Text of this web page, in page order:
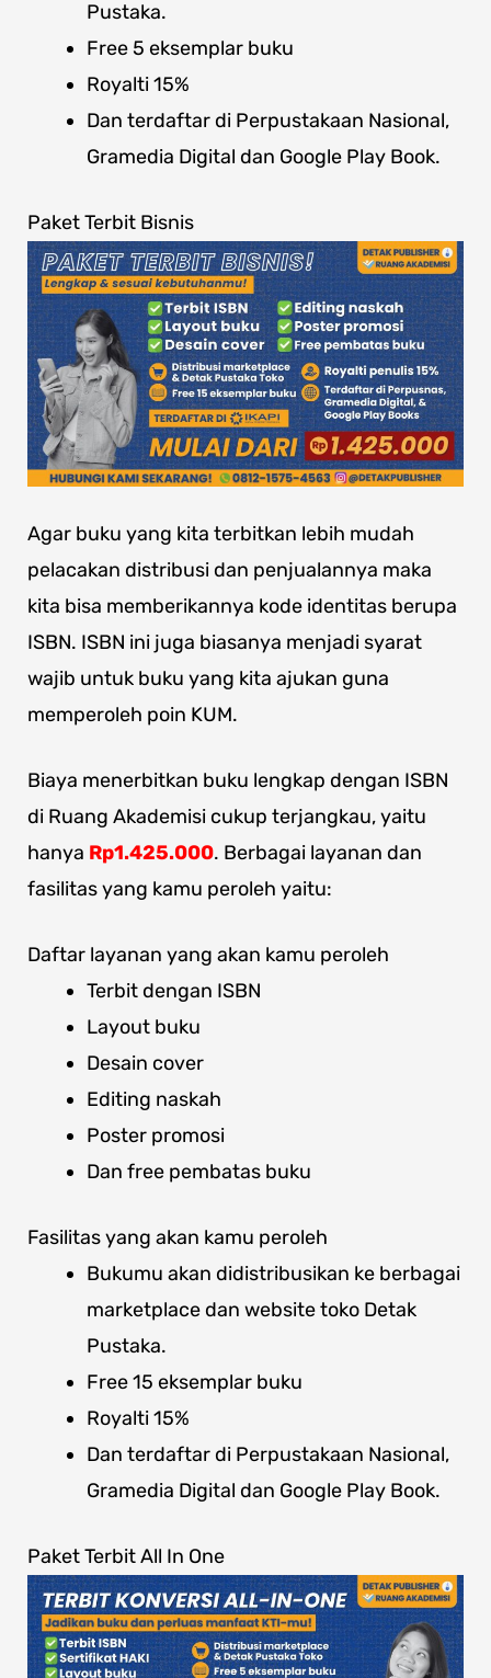
Pustaka.
Free 5 eksemplar buku
Royalti 15%
Dan terdaftar di Perpustakaan Nasional,
Gramedia Digital dan Google Play Book.
Paket Terbit Bisnis
Agar buku yang kita terbitkan lebih mudah
pelacakan distribusi dan penjualannya maka
kita bisa memberikannya kode identitas berupa
ISBN. ISBN ini juga biasanya menjadi syarat
wajib untuk buku yang kita ajukan guna
memperoleh poin KUM.
Biaya menerbitkan buku lengkap dengan ISBN
di Ruang Akademisi cukup terjangkau, yaitu
hanya Rp1.425.000. Berbagai layanan dan
fasilitas yang kamu peroleh yaitu:
Daftar layanan yang akan kamu peroleh
Terbit dengan ISBN
Layout buku
Desain cover
Editing naskah
Poster promosi
Dan free pembatas buku
Fasilitas yang akan kamu peroleh
Bukumu akan didistribusikan ke berbagai
marketplace dan website toko Detak
Pustaka.
Free 15 eksemplar buku
Royalti 15%
Dan terdaftar di Perpustakaan Nasional,
Gramedia Digital dan Google Play Book.
Paket Terbit All In One